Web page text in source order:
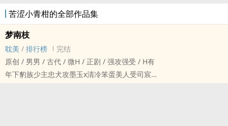
苦涩小青柑的全部作品集
梦南枝
‌‍‌耽‎美‌ / 排行榜
完结
原创 / ‍‌‌男‎‍‌男‌‍ / 古代 / 微H / 正剧 / 强攻强受 / H有
年下豹族少主忠犬攻墨玉x清冷笨蛋‎美‎人‌‎‍受‎司宸